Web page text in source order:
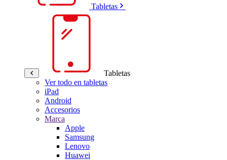
Tabletas
Tabletas
Ver todo en tabletas
iPad
Android
Accesorios
Marca
Apple
Samsung
Lenovo
Huawei